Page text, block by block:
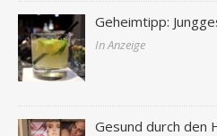
Geheimtipp:
In Anzeige
Gesund durch den